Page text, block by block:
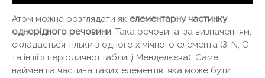
Атом можна розглядати як елементарну частинку
однорідного речовини . Така речовина, за визначенням,
складається тільки з одного хімічного елемента (З, N, O
та інші з періодичної таблиці Менделєєва). Саме
найменша частина таких елементів, яка може бути